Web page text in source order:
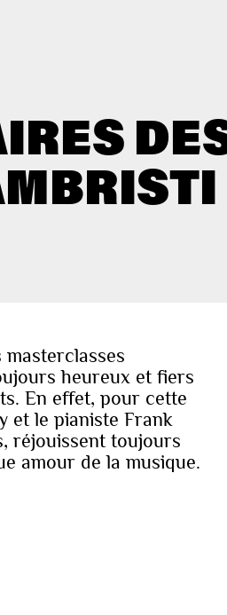
masterclasses
heureux et fiers
En effet, pour cette
et le pianiste Frank
réjouissent toujours
amour de la musique.